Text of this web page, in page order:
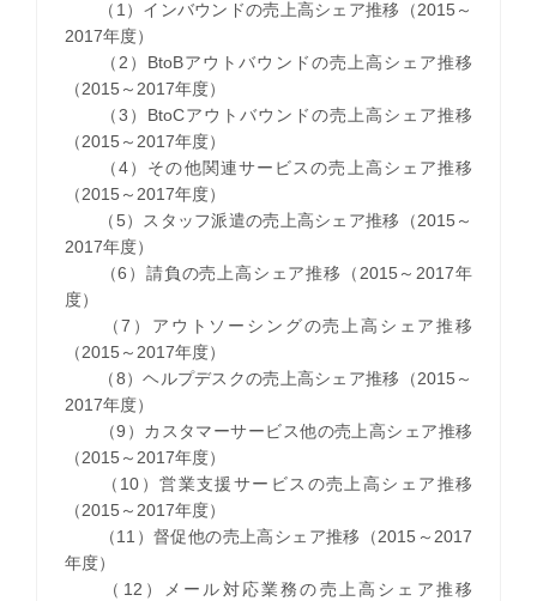
（1）インバウンドの売上高シェア推移（2015～
2017年度）
（2）BtoBアウトバウンドの売上高シェア推移
（2015～2017年度）
（3）BtoCアウトバウンドの売上高シェア推移
（2015～2017年度）
（4）その他関連サービスの売上高シェア推移
（2015～2017年度）
（5）スタッフ派遣の売上高シェア推移（2015～
2017年度）
（6）請負の売上高シェア推移（2015～2017年
度）
（7）アウトソーシングの売上高シェア推移
（2015～2017年度）
（8）ヘルプデスクの売上高シェア推移（2015～
2017年度）
（9）カスタマーサービス他の売上高シェア推移
（2015～2017年度）
（10）営業支援サービスの売上高シェア推移
（2015～2017年度）
（11）督促他の売上高シェア推移（2015～2017
年度）
（12）メール対応業務の売上高シェア推移